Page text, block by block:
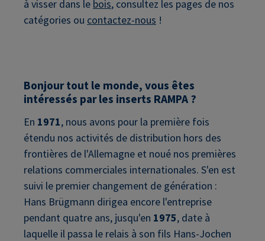
à visser dans le bois, consultez les pages de nos
catégories ou contactez-nous !
Bonjour tout le monde, vous êtes
intéressés par les inserts RAMPA ?
En 1971, nous avons pour la première fois
étendu nos activités de distribution hors des
frontières de l'Allemagne et noué nos premières
relations commerciales internationales. S'en est
suivi le premier changement de génération :
Hans Brügmann dirigea encore l'entreprise
pendant quatre ans, jusqu'en 1975, date à
laquelle il passa le relais à son fils Hans-Jochen